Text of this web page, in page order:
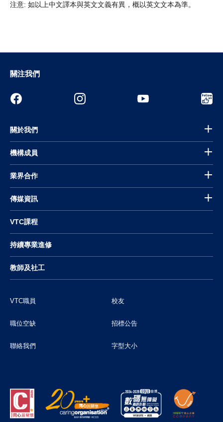
注意: 如以上中文譯本與英文文義有異，概以英文文本為準。
關注我們
關於我們
機構成員
業界合作
傳媒資訊
VTC課程
持續專業進修
教師及社工
VTC職員 校友
職位空缺 招標公告
聯絡我們 字型大小